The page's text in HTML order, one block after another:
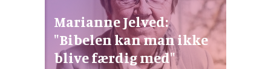
Marianne Jelved:
"Bibelen kan man ikke
blive færdig med"